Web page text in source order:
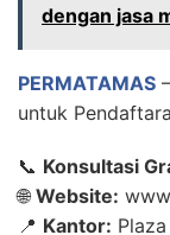
dengan jasa
PERMATAMAS
untuk
📞 Konsultasi
🌐 Website:
📍 Kantor: